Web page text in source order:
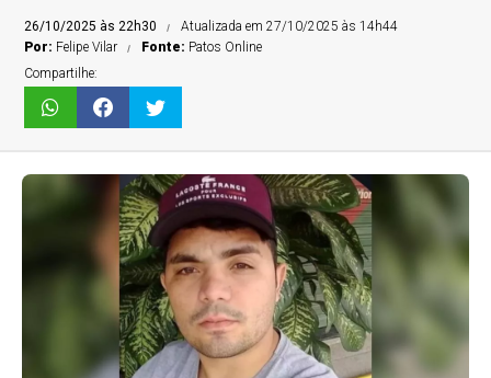
26/10/2025 às 22h30
Atualizada em 27/10/2025 às 14h44
Por: Felipe Vilar Fonte: Patos Online
Compartilhe: